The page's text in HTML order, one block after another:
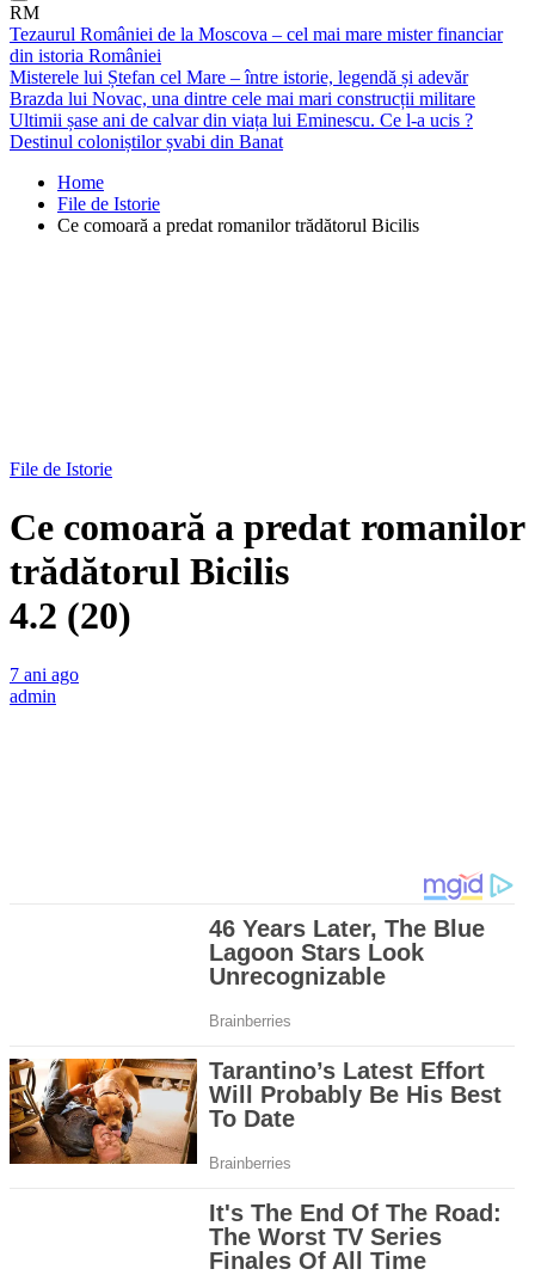
RM
Tezaurul României de la Moscova – cel mai mare mister financiar
din istoria României
Misterele lui Ștefan cel Mare – între istorie, legendă și adevăr
Brazda lui Novac, una dintre cele mai mari construcții militare
Ultimii șase ani de calvar din viața lui Eminescu. Ce l-a ucis ?
Destinul coloniștilor șvabi din Banat
Home
File de Istorie
Ce comoară a predat romanilor trădătorul Bicilis
File de Istorie
Ce comoară a predat romanilor
trădătorul Bicilis
4.2 (20)
7 ani ago
admin